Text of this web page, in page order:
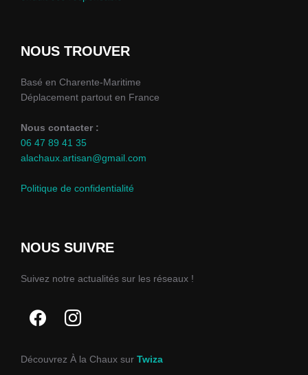
NOUS TROUVER
Basé en Charente-Maritime
Déplacement partout en France
Nous contacter :
06 47 89 41 35
alachaux.artisan@gmail.com
Politique de confidentialité
NOUS SUIVRE
Suivez notre actualités sur les réseaux !
Découvrez À la Chaux sur Twiza